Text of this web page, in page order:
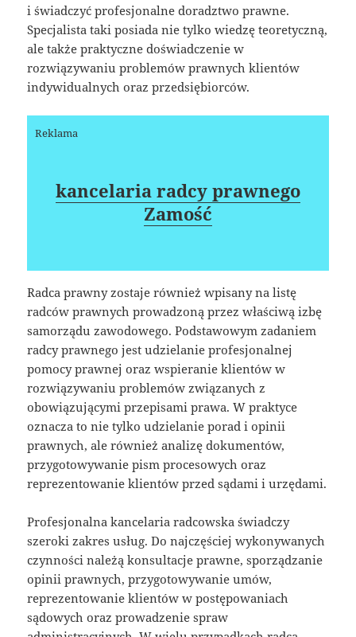
i świadczyć profesjonalne doradztwo prawne.
Specjalista taki posiada nie tylko wiedzę teoretyczną,
ale także praktyczne doświadczenie w
rozwiązywaniu problemów prawnych klientów
indywidualnych oraz przedsiębiorców.
Reklama
kancelaria radcy prawnego
Zamość
Radca prawny zostaje również wpisany na listę
radców prawnych prowadzoną przez właściwą izbę
samorządu zawodowego. Podstawowym zadaniem
radcy prawnego jest udzielanie profesjonalnej
pomocy prawnej oraz wspieranie klientów w
rozwiązywaniu problemów związanych z
obowiązującymi przepisami prawa. W praktyce
oznacza to nie tylko udzielanie porad i opinii
prawnych, ale również analizę dokumentów,
przygotowywanie pism procesowych oraz
reprezentowanie klientów przed sądami i urzędami.
Profesjonalna kancelaria radcowska świadczy
szeroki zakres usług. Do najczęściej wykonywanych
czynności należą konsultacje prawne, sporządzanie
opinii prawnych, przygotowywanie umów,
reprezentowanie klientów w postępowaniach
sądowych oraz prowadzenie spraw